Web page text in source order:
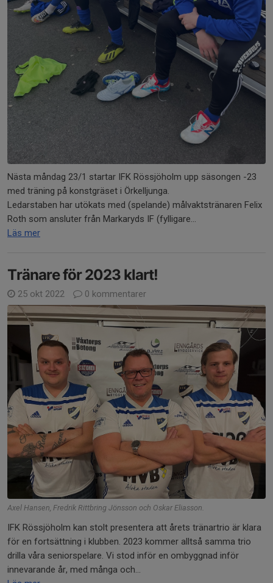
Nästa måndag 23/1 startar IFK Rössjöholm upp säsongen -23
med träning på konstgräset i Örkelljunga.
Ledarstaben har utökats med (spelande) målvaktstränaren Felix
Roth som ansluter från Markaryds IF (fylligare...
Läs mer
Tränare för 2023 klart!
25 okt 2022 0 kommentarer
Axel Hansen, Fredrik Rittbring Jönsson och Oskar Eliasson.
IFK Rössjöholm kan stolt presentera att årets tränartrio är klara
för en fortsättning i klubben. 2023 kommer alltså samma trio
drilla våra seniorspelare. Vi stod inför en ombyggnad inför
innevarande år, med många och...